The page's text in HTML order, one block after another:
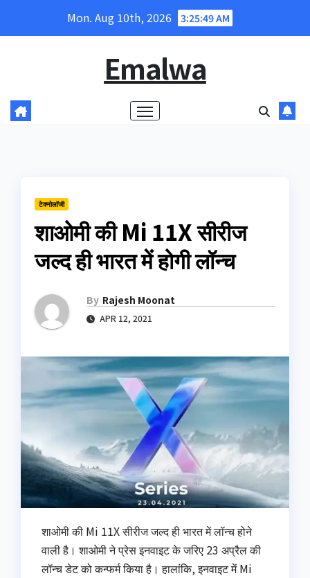
Mon. Aug 10th, 2026 3:25:50 AM
Emalwa
टेक्नोलॉजी
शाओमी की Mi 11X सीरीज
जल्द ही भारत में होगी लॉन्च
By Rajesh Moonat
APR 12, 2021
शाओमी की Mi 11X सीरीज जल्द ही भारत में लॉन्च होने
वाली है। शाओमी ने प्रेस इनवाइट के जरिए 23 अप्रैल की
लॉन्च डेट को कन्फर्म किया है। हालांकि, इनवाइट में Mi